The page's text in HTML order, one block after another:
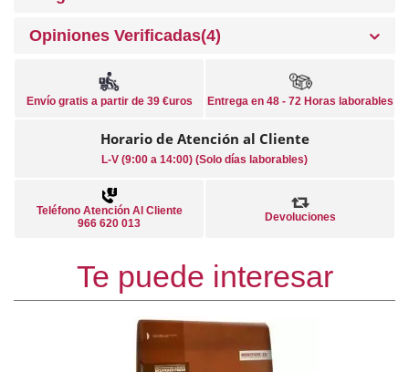
Opiniones Verificadas(4)
Envío gratis a partir de 39 €uros Entrega en 48 - 72 Horas laborables
Horario de Atención al Cliente
L-V (9:00 a 14:00) (Solo días laborables)
Teléfono Atención Al Cliente
966 620 013
Devoluciones
Te puede interesar